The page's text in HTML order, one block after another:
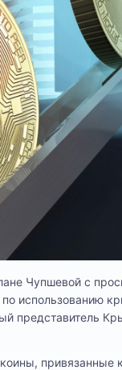
Чупшевой с
использованию
представитель
привязанные